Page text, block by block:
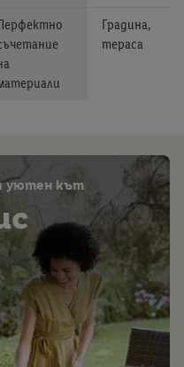
Градина,
тераса
уютен кът